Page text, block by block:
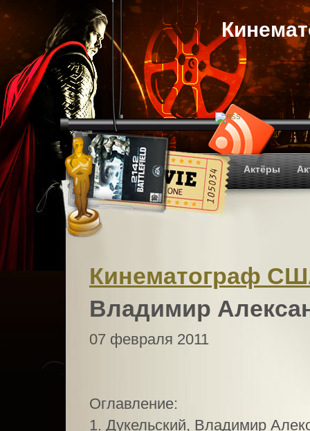
Актёры
Кинематограф
Владимир
07 февраля 2011
Оглавление:
1. Дукельский, Владимир